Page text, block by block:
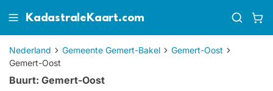
KadastraleKaart.com
Nederland Gemeente Gemert-Bakel
Gemert-Oost
Gemert-Oost
Buurt: Gemert-Oost